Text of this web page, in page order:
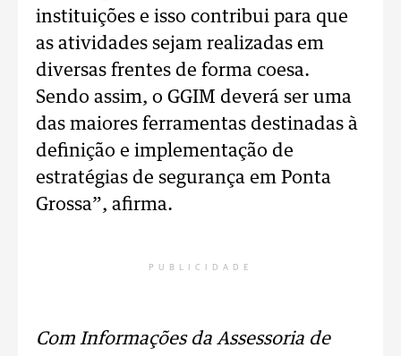
instituições e isso contribui para que
as atividades sejam realizadas em
diversas frentes de forma coesa.
Sendo assim, o GGIM deverá ser uma
das maiores ferramentas destinadas à
definição e implementação de
estratégias de segurança em Ponta
Grossa”, afirma.
PUBLICIDADE
Com Informações da Assessoria de